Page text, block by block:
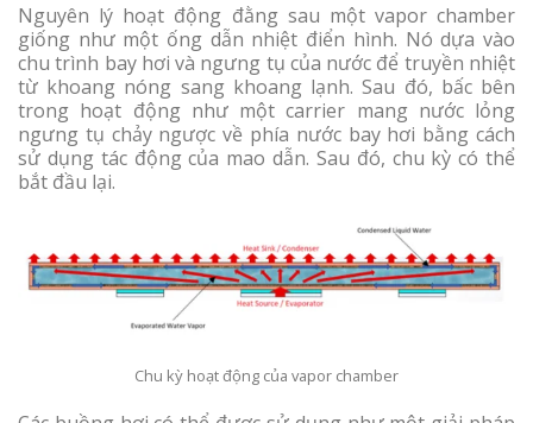
Nguyên lý hoạt động đằng sau một vapor chamber
giống như một ống dẫn nhiệt điển hình. Nó dựa vào
chu trình bay hơi và ngưng tụ của nước để truyền nhiệt
từ khoang nóng sang khoang lạnh. Sau đó, bấc bên
trong hoạt động như một carrier mang nước lỏng
ngưng tụ chảy ngược về phía nước bay hơi bằng cách
sử dụng tác động của mao dẫn. Sau đó, chu kỳ có thể
bắt đầu lại.
Chu kỳ hoạt động của vapor chamber